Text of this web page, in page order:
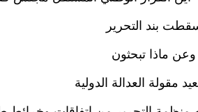
بند التحرير
ماذا تبحثون
العدالة الدولية